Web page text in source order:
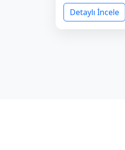
Detaylı İncele